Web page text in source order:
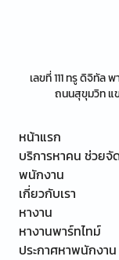
เลขที่ 111 ทรู ดิจิทัล
ถนนสุขุมวิท แ
หน้าแรก
บริการหาคน ช่วยจั
พนักงาน
เกี่ยวกับเรา
หางาน
หางานพาร์ทไทม์
ประกาศหาพนักงา